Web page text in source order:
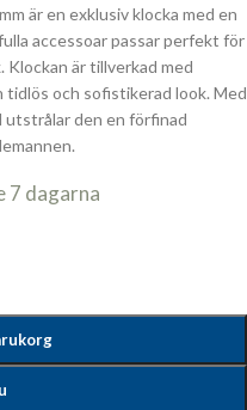
är en exklusiv klocka med en
accessoar passar perfekt för
Klockan är tillverkad med
och sofistikerad look. Med
utstrålar den en förfinad
7 dagarna